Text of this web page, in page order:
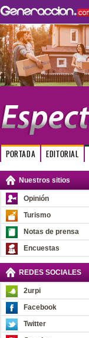
PORTADA EDITORIAL
Nuestros sitios
Opinión
Turismo
Notas de prensa
Encuestas
REDES SOCIALES
2urpi
Facebook
Twitter